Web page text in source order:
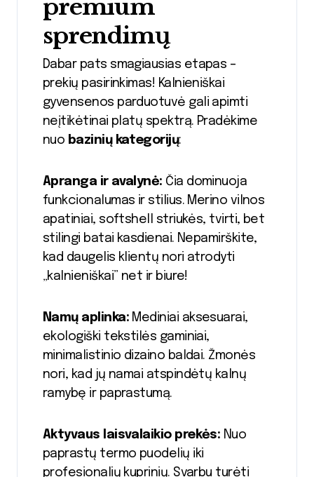
premium
sprendimų
Dabar pats smagiausias etapas –
prekių pasirinkimas! Kalnieniškai
gyvensenos parduotuvė gali apimti
neįtikėtinai platų spektrą. Pradėkime
nuo bazinių kategorijų:
Apranga ir avalynė: Čia dominuoja
funkcionalumas ir stilius. Merino vilnos
apatiniai, softshell striukės, tvirti, bet
stilingi batai kasdienai. Nepamirškite,
kad daugelis klientų nori atrodyti
„kalnieniškai” net ir biure!
Namų aplinka:Mediniai aksesuarai,
ekologiški tekstilės gaminiai,
minimalistinio dizaino baldai. Žmonės
nori, kad jų namai atspindėtų kalnų
ramybę ir paprastumą.
Aktyvaus laisvalaikio prekės: Nuo
paprastų termo puodelių iki
profesionalių kuprinių. Svarbu turėti